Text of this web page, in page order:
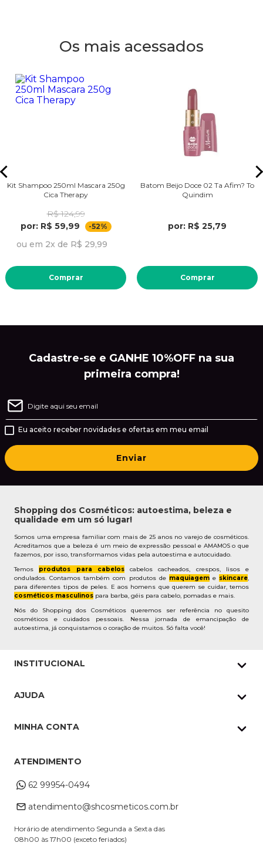
Os mais acessados
Kit Shampoo 250ml Mascara 250g
Cica Therapy
R$ 124,99
por: R$ 59,99
-52%
ou em 2x de R$ 29,99
Comprar
Batom Beijo Doce 02 Ta Afim? To
Quindim
por: R$ 25,79
Comprar
Cadastre-se e GANHE 10%OFF na sua
primeira compra!
Eu aceito receber novidades e ofertas em meu email
Enviar
Shopping dos Cosméticos: autoestima, beleza e
qualidade em um só lugar!
Somos uma empresa familiar com mais de 25 anos no varejo de cosméticos.
Acreditamos que a beleza é um meio de expressão pessoal e AMAMOS o que
fazemos, por isso, transformamos vidas pela autoestima e autocuidado.
Temos produtos para cabeloscabelos cacheados, crespos, lisos e
ondulados. Contamos também com produtos de maquiageme skincare,
para diferentes tipos de peles. E aos homens que querem se cuidar, temos
cosméticos masculinos para barba, géis para cabelo, pomadas e mais.
Nós do Shopping dos Cosméticos queremos ser referência no quesito
cosméticos e cuidados pessoais. Nessa jornada de emancipação de
autoestima, já conquistamos o coração de muitos. Só falta você!
INSTITUCIONAL
Pedidos Whatsapp
Cupons
AJUDA
Troca e Devoluções
Dúvidas Frequentes
MINHA CONTA
Alterar Cadastro
ATENDIMENTO
62 99954-0494
atendimento@shcosmeticos.com.br
Horário de atendimento Segunda a Sexta das
08h00 às 17h00 (exceto feriados)